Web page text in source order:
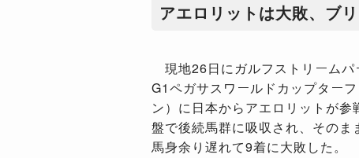
アエロリットは大敗、ブ
現地26日にガルフストリーム
G1ペガサスワールドカップターフ
ン）に日本からアエロリットが参
盤で後続馬群に吸収され、そのま
馬身余り遅れて9着に大敗した。